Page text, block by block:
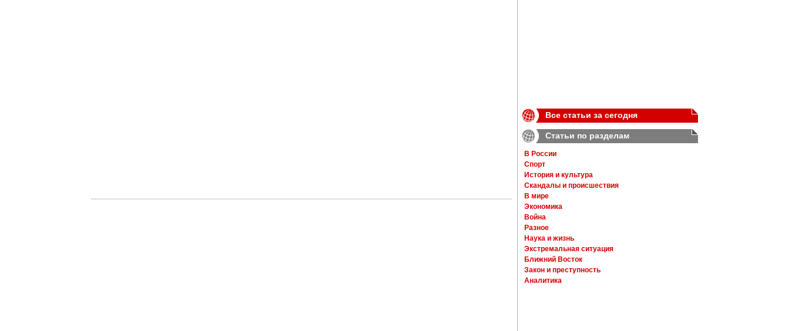
Все статьи за сегодня
Статьи по разделам
В России
Спорт
История и культура
Скандалы и происшествия
В мире
Экономика
Война
Разное
Наука и жизнь
Экстремальная ситуация
Ближний Восток
Закон и преступность
Аналитика